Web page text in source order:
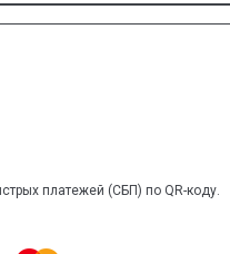
платежей (СБП) по QR-коду.